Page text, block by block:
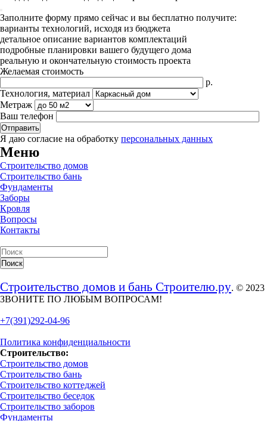
Заполните форму прямо сейчас и вы бесплатно получите:
варианты технологий, исходя из бюджета
детальное описание вариантов комплектаций
подробные планировки вашего будущего дома
реальную и окончательную стоимость проекта
Желаемая стоимость
р.
Технология, материал
Метраж
Ваш телефон
Я даю согласие на обработку персональных данных
Меню
Строительство домов
Строительство бань
Фундаменты
Заборы
Кровля
Вопросы
Контакты
Строительство домов и бань Строителю.ру. © 2023
ЗВОНИТЕ ПО ЛЮБЫМ ВОПРОСАМ!
+7(391)292-04-96
Политика конфиденциальности
Строительство:
Строительство домов
Строительство бань
Строительство коттеджей
Строительство беседок
Строительство заборов
Фундаменты